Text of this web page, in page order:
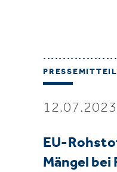
12.07.2023
EU-
Mängel